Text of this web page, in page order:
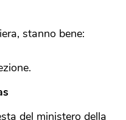
stanno bene:
del ministero della